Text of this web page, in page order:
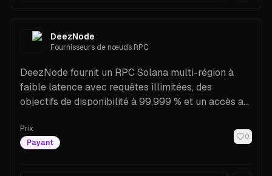
DeezNode
Fournisseurs de nœuds RPC
DeezNode fournit un RPC Solana multi-région à
faible latence avec requêtes illimitées, des
objectifs de disponibilité à 99,999 % et un accès au
les bots et les applications à fort volume.
Prix
Payant
0